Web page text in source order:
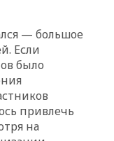
— большое
Если
было
привлечь
на